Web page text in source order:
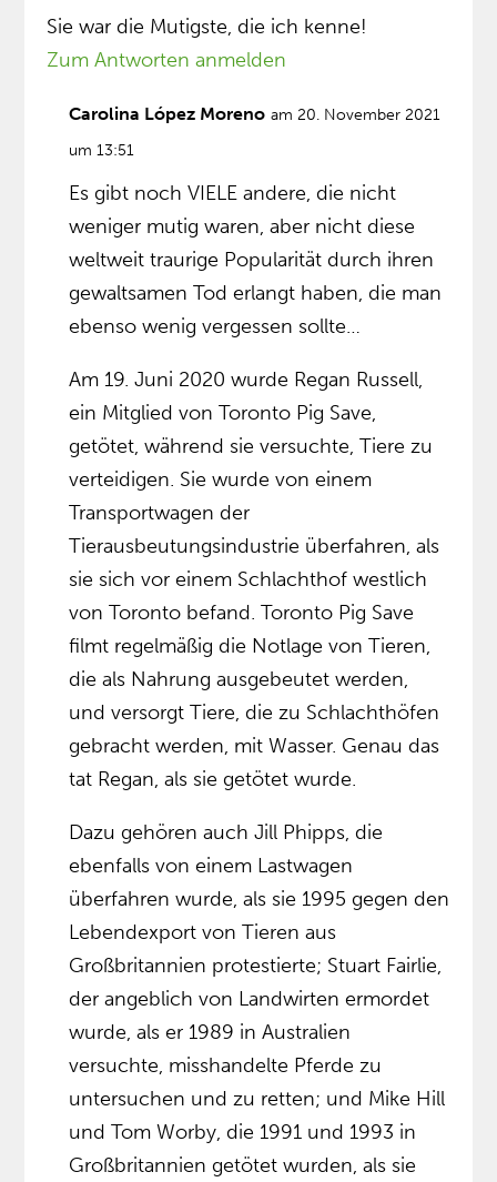
Sie war die Mutigste, die ich kenne!
Zum Antworten anmelden
Carolina López Moreno am 20. November 2021
um 13:51
Es gibt noch VIELE andere, die nicht
weniger mutig waren, aber nicht diese
weltweit traurige Popularität durch ihren
gewaltsamen Tod erlangt haben, die man
ebenso wenig vergessen sollte…
Am 19. Juni 2020 wurde Regan Russell,
ein Mitglied von Toronto Pig Save,
getötet, während sie versuchte, Tiere zu
verteidigen. Sie wurde von einem
Transportwagen der
Tierausbeutungsindustrie überfahren, als
sie sich vor einem Schlachthof westlich
von Toronto befand. Toronto Pig Save
filmt regelmäßig die Notlage von Tieren,
die als Nahrung ausgebeutet werden,
und versorgt Tiere, die zu Schlachthöfen
gebracht werden, mit Wasser. Genau das
tat Regan, als sie getötet wurde.
Dazu gehören auch Jill Phipps, die
ebenfalls von einem Lastwagen
überfahren wurde, als sie 1995 gegen den
Lebendexport von Tieren aus
Großbritannien protestierte; Stuart Fairlie,
der angeblich von Landwirten ermordet
wurde, als er 1989 in Australien
versuchte, misshandelte Pferde zu
untersuchen und zu retten; und Mike Hill
und Tom Worby, die 1991 und 1993 in
Großbritannien getötet wurden, als sie